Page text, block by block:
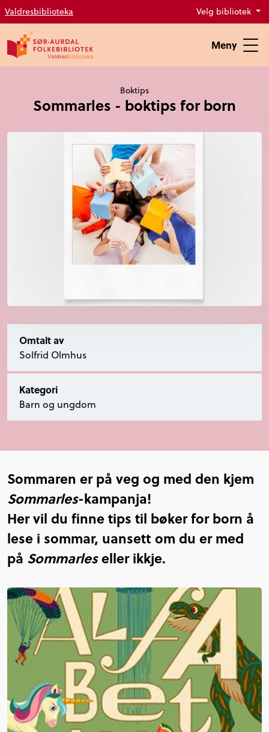
Valdresbiblioteka Velg bibliotek
Meny
Boktips
Sommarles - boktips for born
Omtalt av
Solfrid Olmhus
Kategori
Barn og ungdom
Sommaren er på veg og med den kjem
Sommarles-kampanja!
Her vil du finne tips til bøker for born å
lese i sommar, uansett om du er med
på Sommarleseller ikkje.